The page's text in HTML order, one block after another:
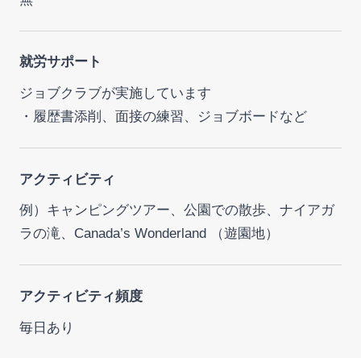
就労サポート
ジョブクラブが実施しています
・履歴書添削、面接の練習、ジョブボードなど
アクティビティ
例）キャンピングツアー、公園での散歩、ナイアガ
ラの滝、Canada’s Wonderland （遊園地）
アクティビティ頻度
毎日あり